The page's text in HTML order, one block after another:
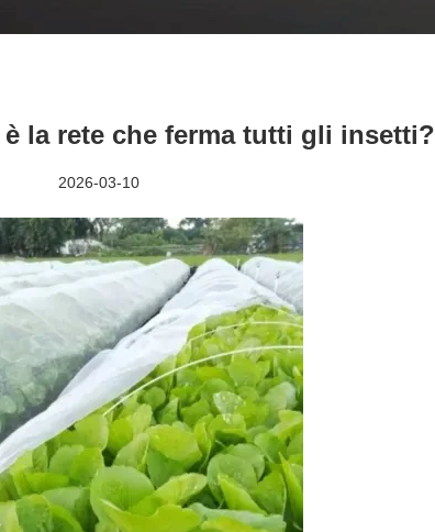
la rete che ferma tutti gli insetti?
2026-03-10